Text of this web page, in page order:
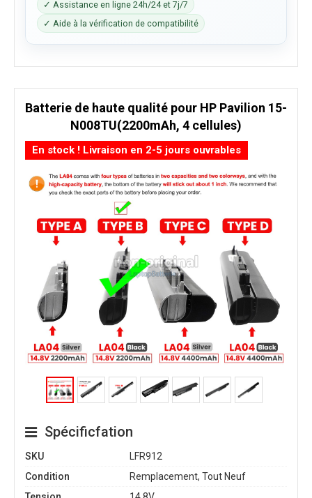
✓ Assistance en ligne 24h/24 et 7j/7
✓ Aide à la vérification de compatibilité
Batterie de haute qualité pour HP Pavilion 15-
N008TU(2200mAh, 4 cellules)
En stock ! Livraison en 2-5 jours ouvrables
Spécificfation
SKU
LFR912
Condition
Remplacement, Tout Neuf